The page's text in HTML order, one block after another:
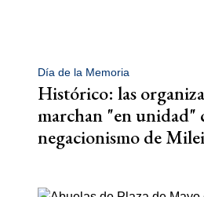
Día de la Memoria
Histórico: las
marchan "en unidad"
negacionismo de Milei